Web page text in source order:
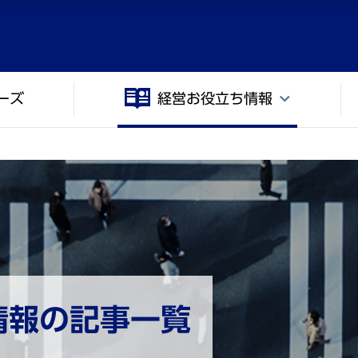
ズ 経営お役立ち情報
の記事一覧